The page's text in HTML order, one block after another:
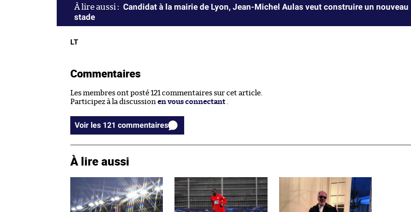
Candidat à la mairie de Lyon, Jean-Michel Aulas veut construire un nouveau
stade
LT
Commentaires
Les membres ont posté 121 commentaires sur cet article.
Participez à la discussion en vous connectant
Voir les 121 commentaires
À lire aussi